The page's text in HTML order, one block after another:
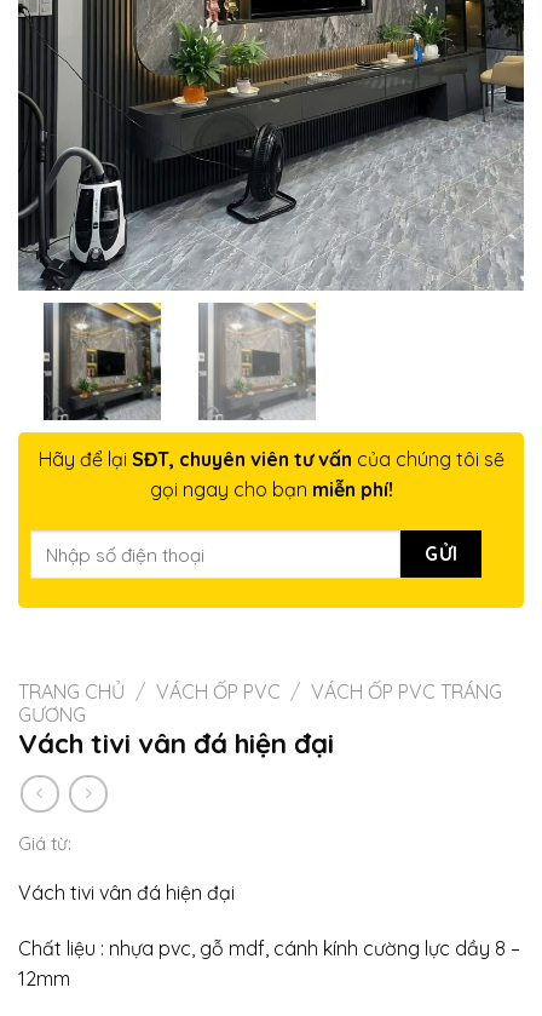
Hãy để lại SĐT, chuyên viên tư vấn của chúng tôi sẽ
gọi ngay cho bạn miễn phí!
TRANG CHỦ / VÁCH ỐP PVC / VÁCH ỐP PVC TRÁNG
GƯƠNG
Vách tivi vân đá hiện đại
Giá từ:
Vách tivi vân đá hiện đại
Chất liệu : nhựa pvc, gỗ mdf, cánh kính cường lực dầy 8 –
12mm